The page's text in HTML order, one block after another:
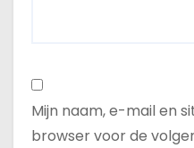
Mijn naam, e-mail en
browser voor de